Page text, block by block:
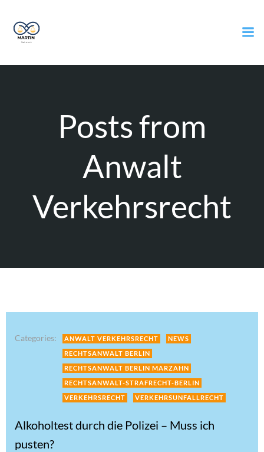
Posts from
Anwalt
Verkehrsrecht
Categories: ANWALT VERKEHRSRECHT
NEWS
RECHTSANWALT BERLIN
RECHTSANWALT BERLIN MARZAHN
RECHTSANWALT-STRAFRECHT-BERLIN
VERKEHRSRECHT
VERKEHRSUNFALLRECHT
Alkoholtest durch die Polizei – Muss ich
pusten?